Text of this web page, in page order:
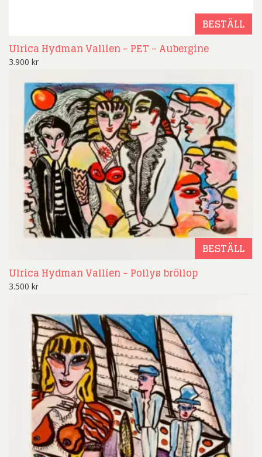
BESTÄLL
Ulrica Hydman Vallien – PET – Aubergine
3.900 kr
BESTÄLL
Ulrica Hydman Vallien – Pollys bröllop
3.500 kr